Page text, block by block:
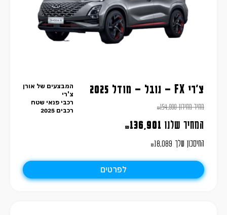
צ'רי FX – נובל – מודל 2025
מחיר מחירון ₪154,990
המחיר שלנו ₪136,901
החיסכון שלך ₪18,089
המבצעים של אורן
צ'רי
רכבי פנאי שטח
רכבים 2025
לפרטים